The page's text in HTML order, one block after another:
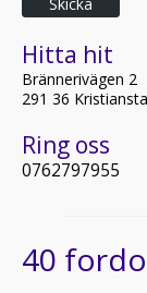
Hitta hit
Brännerivägen 2
291 36
Ring oss
0762797955
40